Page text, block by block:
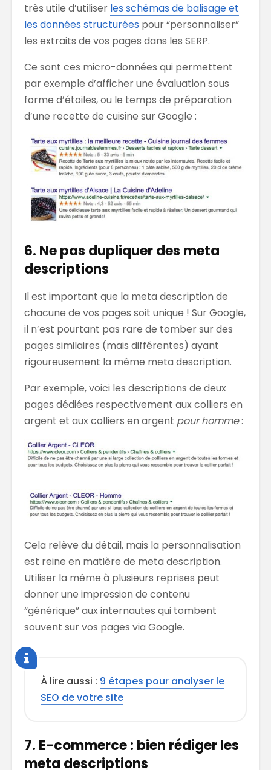
très utile d’utiliser les schémas de balisage et
les données structurées pour “personnaliser”
les extraits de vos pages dans les SERP.
Ce sont ces micro-données qui permettent
par exemple d’afficher une évaluation sous
forme d’étoiles, ou le temps de préparation
d’une recette de cuisine sur Google :
6. Ne pas dupliquer des meta
descriptions
Il est important que la meta description de
chacune de vos pages soit unique ! Sur Google,
il n’est pourtant pas rare de tomber sur des
pages similaires (mais différentes) ayant
rigoureusement la même meta description.
Par exemple, voici les descriptions de deux
pages dédiées respectivement aux colliers en
argent et aux colliers en argent pour homme:
Cela relève du détail, mais la personnalisation
est reine en matière de meta description.
Utiliser la même à plusieurs reprises peut
donner une impression de contenu
“générique” aux internautes qui tombent
souvent sur vos pages via Google.
À lire aussi : 9 étapes pour analyser le
SEO de votre site
7. E-commerce : bien rédiger les
meta descriptions